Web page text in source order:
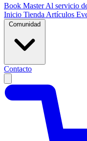
Book Master Al servicio
Inicio Tienda Artículos
Comunidad
Contacto